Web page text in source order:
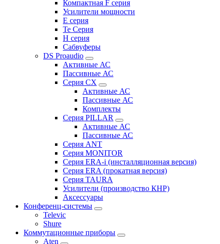
Компактная F серия
Усилители мощности
E серия
Te Серия
H серия
Сабвуферы
DS Proaudio
Активные АС
Пассивные АС
Серия CX
Активные АС
Пассивные АС
Комплекты
Серия PILLAR
Активные АС
Пассивные АС
Серия ANT
Серия MONITOR
Серия ERA-i (инсталляционная версия)
Серия ERA (прокатная версия)
Серия TAURA
Усилители (производство КНР)
Аксессуары
Конференц-системы
Televic
Shure
Коммутационные приборы
Aten